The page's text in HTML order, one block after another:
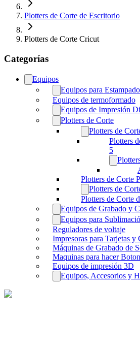
Plotters de Corte de Escritorio
Plotters de Corte Cricut
Categorías
Equipos
Equipos para
Equipos de termoformado
Equipos de Impresión
Plotters de Corte
Plotters de
Plotters
5
Plotters de Corte
Plotters de
Plotters de Corte
Equipos de Grabado y
Equipos para
Reguladores de voltaje
Impresoras para Tarjetas y
Máquinas de Grabado de
Maquinas para hacer
Equipos de impresión 3D
Equipos, Accesorios y